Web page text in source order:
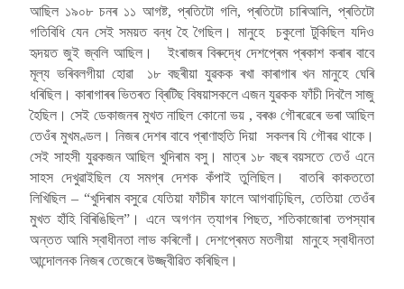
আছিল ১৯০৮ চনৰ ১১ আগষ্ট, প্ৰতিটো গলি, প্ৰতিটো চাৰিআলি, প্ৰতিটো
গতিবিধি যেন সেই সময়ত বন্ধ হৈ গৈছিল। মানুহে চকুলো টুকিছিল যদিও
হৃদয়ত জুই জ্বলি আছিল। ইংৰাজৰ বিৰুদ্ধে দেশপ্ৰেম প্ৰকাশ কৰাৰ বাবে
মূল্য ভৰিবলগীয়া হোৱা ১৮ বছৰীয়া যুৱকক ৰখা কাৰাগাৰ খন মানুহে ঘেৰি
ধৰিছিল। কাৰাগাৰৰ ভিতৰত ব্ৰিটিছ বিষয়াসকলে এজন যুৱকক ফাঁচী দিবলৈ সাজু
হৈছিল। সেই ডেকাজনৰ মুখত নাছিল কোনো ভয় , বৰঞ্চ গৌৰৱেৰে ভৰা আছিল
তেওঁৰ মুখমণ্ডল। নিজৰ দেশৰ বাবে প্ৰাণাহুতি দিয়া সকলৰ যি গৌৰৱ থাকে।
সেই সাহসী যুৱকজন আছিল খুদিৰাম বসু। মাত্ৰ ১৮ বছৰ বয়সতে তেওঁ এনে
সাহস দেখুৱাইছিল যে সমগ্ৰ দেশক কঁপাই তুলিছিল। বাতৰি কাকততো
লিখিছিল – “খুদিৰাম বসুৱে যেতিয়া ফাঁচীৰ ফালে আগবাঢ়িছিল, তেতিয়া তেওঁৰ
মুখত হাঁহি বিৰিঙিছিল”। এনে অগণন ত্যাগৰ পিছত, শতিকাজোৰা তপস্যাৰ
অন্তত আমি স্বাধীনতা লাভ কৰিলোঁ। দেশপ্ৰেমত মতলীয়া মানুহে স্বাধীনতা
আন্দোলনক নিজৰ তেজেৰে উজ্জ্বীৱিত কৰিছিল।